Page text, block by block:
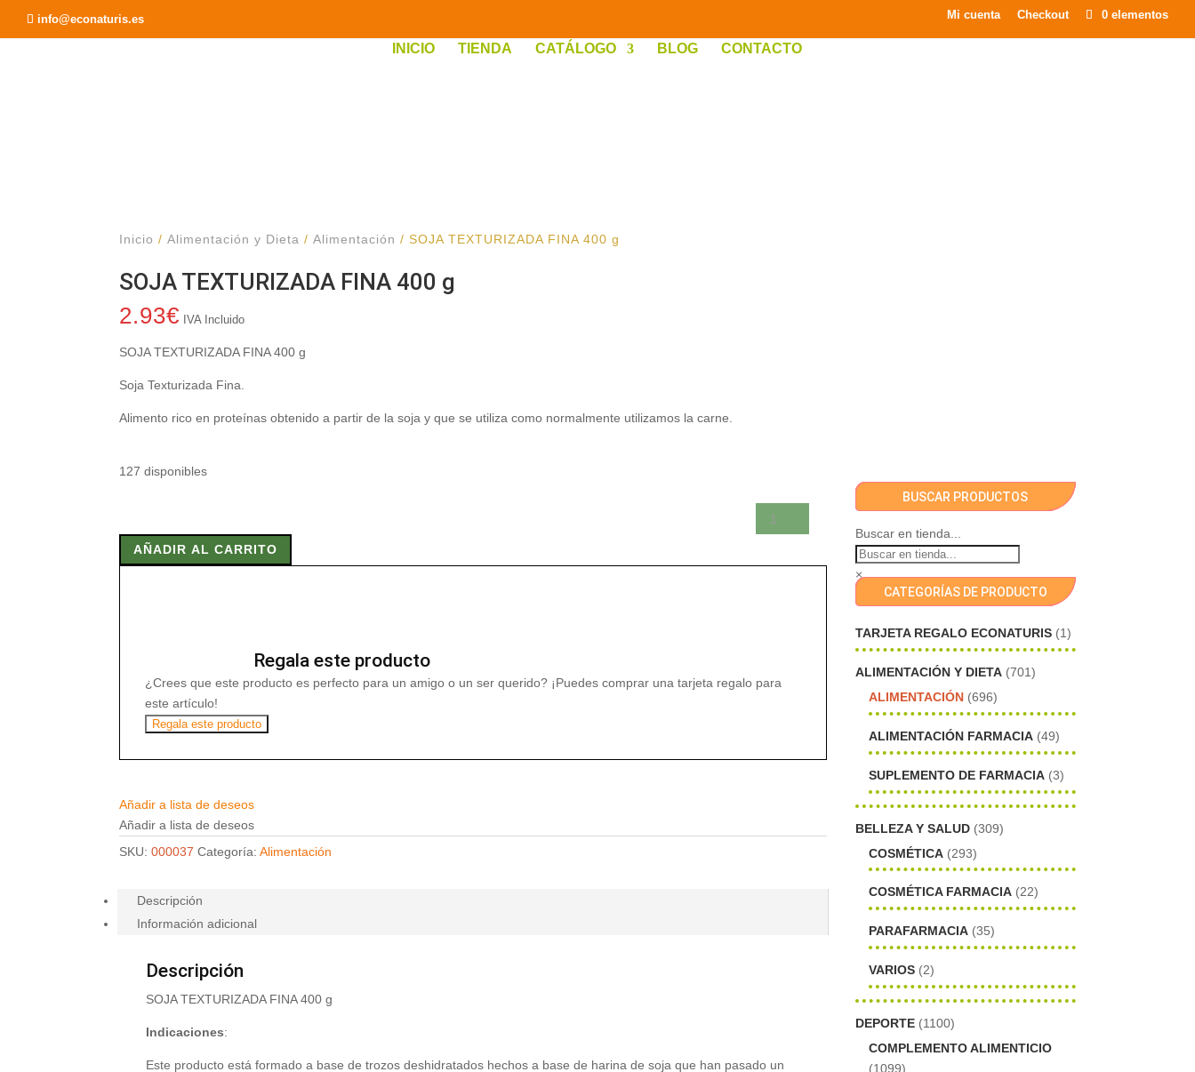
info@econaturis.es Mi cuenta Checkout 0 elementos
INICIO TIENDA CATÁLOGO BLOG CONTACTO
Inicio /Alimentación y Dieta /Alimentación / SOJA TEXTURIZADA FINA 400 g
SOJA TEXTURIZADA FINA 400 g
2.93€ IVA Incluido
SOJA TEXTURIZADA FINA 400 g
Soja Texturizada Fina.
Alimento rico en proteínas obtenido a partir de la soja y que se utiliza como normalmente utilizamos la carne.
127 disponibles
TEXTURIZADA
FINA
AÑADIR AL CARRITO
Regala este producto
¿Crees que este producto es perfecto para un amigo o un ser querido? ¡Puedes comprar una tarjeta regalo para
este artículo!
Regala este producto
Añadir a lista de deseos
Añadir a lista de deseos
SKU:000037 Categoría:Alimentación
Descripción
Información adicional
Descripción
SOJA TEXTURIZADA FINA 400 g
Indicaciones:
Este producto está formado a base de trozos deshidratados hechos a base de harina de soja que han pasado un
BUSCAR PRODUCTOS
Buscar en tienda...
×
CATEGORÍAS DE PRODUCTO
TARJETA REGALO ECONATURIS (1)
ALIMENTACIÓN Y DIETA (701)
ALIMENTACIÓN (696)
ALIMENTACIÓN FARMACIA (49)
SUPLEMENTO DE FARMACIA (3)
BELLEZA Y SALUD (309)
COSMÉTICA (293)
COSMÉTICA FARMACIA (22)
PARAFARMACIA (35)
VARIOS (2)
DEPORTE (1100)
COMPLEMENTO ALIMENTICIO
(1099)